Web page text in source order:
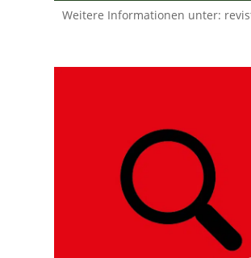
Weitere Informationen unter: